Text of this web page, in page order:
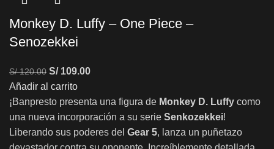
Monkey D. Luffy – One Piece –
Senozekkei
S/120.00 S/109.00
Añadir al carrito
¡Banpresto presenta una figura de Monkey D. Luffy como
una nueva incorporación a su serie Senkozekkei!
Liberando sus poderes del Gear 5, lanza un puñetazo